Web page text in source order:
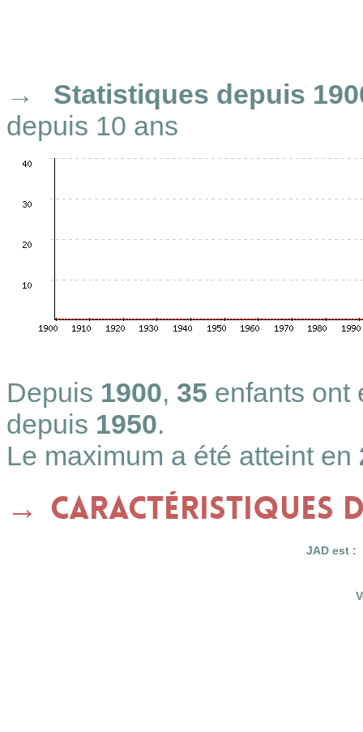
Statistiques depuis
depuis 10 ans
Depuis 1900, 35 enfants ont
depuis 1950.
Le maximum a été atteint en
Caractéristiques
JAD est :